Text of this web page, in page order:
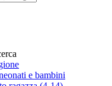
e bambini